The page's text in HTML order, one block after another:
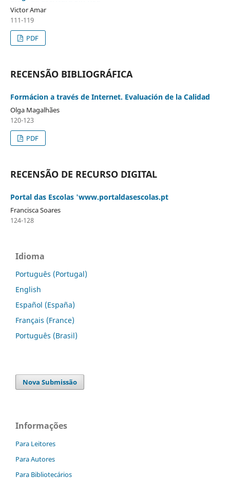
Victor Amar
111-119
PDF
RECENSÃO BIBLIOGRÁFICA
Formácion a través de Internet. Evaluación de la Calidad
Olga Magalhães
120-123
PDF
RECENSÃO DE RECURSO DIGITAL
Portal das Escolas 'www.portaldasescolas.pt
Francisca Soares
124-128
Idioma
Português (Portugal)
English
Español (España)
Français (France)
Português (Brasil)
Nova Submissão
Informações
Para Leitores
Para Autores
Para Bibliotecários